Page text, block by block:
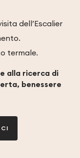
dell’Escalier
termale.
alla ricerca di
benessere